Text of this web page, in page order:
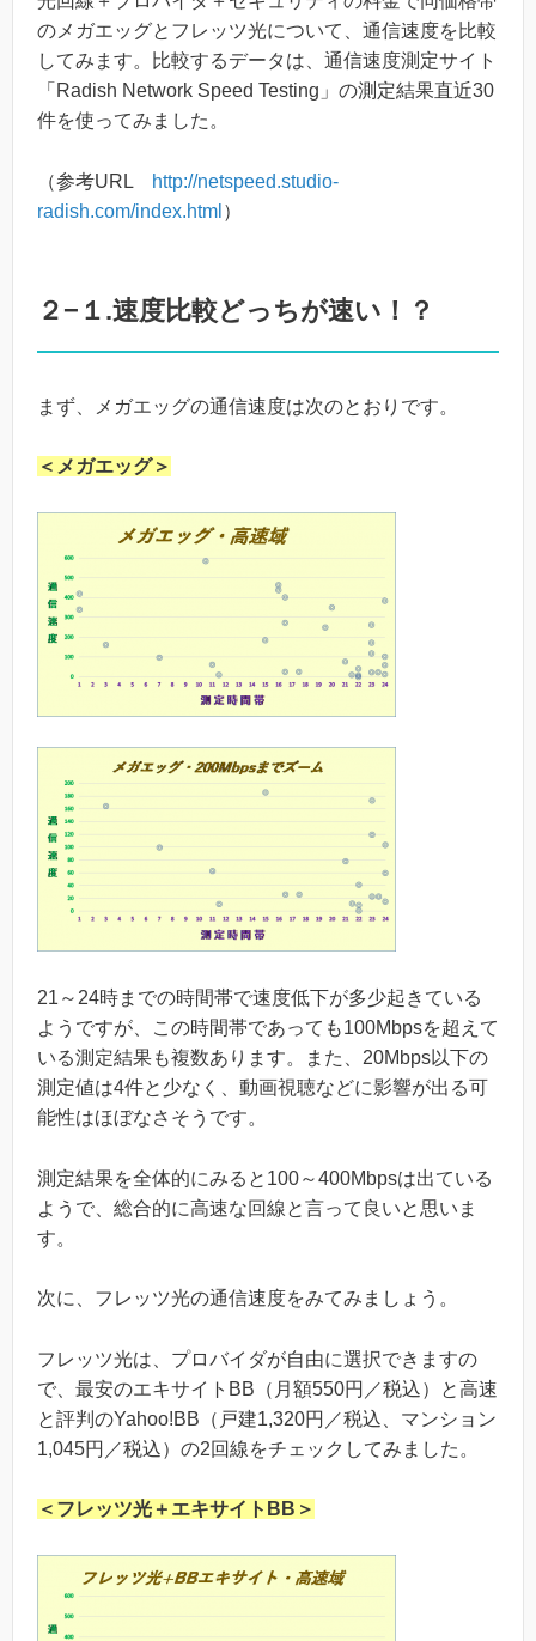
のメガエッグとフレッツ光について、通信速度を比較
してみます。比較するデータは、通信速度測定サイト
「Radish Network Speed Testing」の測定結果直近30
件を使ってみました。
（参考URL
http://netspeed.studio-
radish.com/index.html ）
２−１.速度比較どっちが速い！？
まず、メガエッグの通信速度は次のとおりです。
＜メガエッグ＞
21～24時までの時間帯で速度低下が多少起きている
ようですが、この時間帯であっても100Mbpsを超えて
いる測定結果も複数あります。また、20Mbps以下の
測定値は4件と少なく、動画視聴などに影響が出る可
能性はほぼなさそうです。
測定結果を全体的にみると100～400Mbpsは出ている
ようで、総合的に高速な回線と言って良いと思いま
す。
次に、フレッツ光の通信速度をみてみましょう。
フレッツ光は、プロバイダが自由に選択できますの
で、最安のエキサイトBB（月額550円／税込）と高速
と評判のYahoo!BB（戸建1,320円／税込、マンション
1,045円／税込）の2回線をチェックしてみました。
＜フレッツ光＋エキサイトBB＞